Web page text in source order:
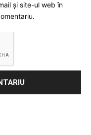
și site-ul web în